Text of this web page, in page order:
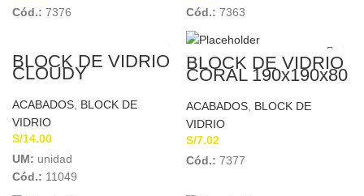
Cód.: 7376
Cód.: 7363
BLOCK DE VIDRIO
CLOUDY
HAMBURGO
19X19X80MM
ACABADOS, BLOCK DE
VIDRIO
S/14.00
UM: unidad
Cód.: 11049
BLOCK DE VIDRIO
CORAL 190x190x80
mm
ACABADOS BLOCK DE
VIDRIO
S/7.02
Cód.: 7377